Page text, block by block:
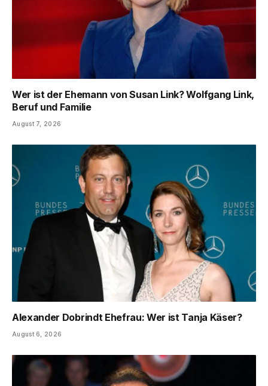
Wer ist der Ehemann von Susan Link? Wolfgang Link,
Beruf und Familie
August 7, 2026
Alexander Dobrindt Ehefrau: Wer ist Tanja Käser?
August 6, 2026